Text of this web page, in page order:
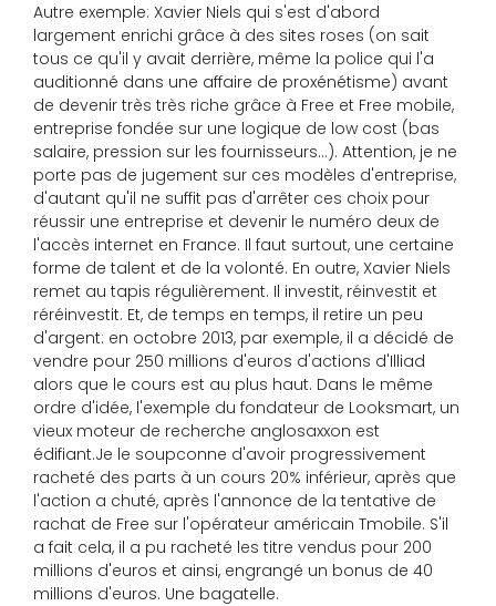
Autre exemple: Xavier Niels qui s'est d'abord
largement enrichi grâce à des sites roses (on sait
tous ce qu'il y avait derrière, même la police qui l'a
auditionné dans une affaire de proxénétisme) avant
de devenir très très riche grâce à Free et Free mobile,
entreprise fondée sur une logique de low cost (bas
salaire, pression sur les fournisseurs...). Attention, je ne
porte pas de jugement sur ces modèles d'entreprise,
d'autant qu'il ne suffit pas d'arrêter ces choix pour
réussir une entreprise et devenir le numéro deux de
l'accès internet en France. Il faut surtout, une certaine
forme de talent et de la volonté. En outre, Xavier Niels
remet au tapis régulièrement. Il investit, réinvestit et
réréinvestit. Et, de temps en temps, il retire un peu
d'argent: en octobre 2013, par exemple, il a décidé de
vendre pour 250 millions d'euros d'actions d'Illiad
alors que le cours est au plus haut. Dans le même
ordre d'idée, l'exemple du fondateur de Looksmart, un
vieux moteur de recherche anglosaxxon est
édifiant.Je le soupconne d'avoir progressivement
racheté des parts à un cours 20% inférieur, après que
l'action a chuté, après l'annonce de la tentative de
rachat de Free sur l'opérateur américain Tmobile. S'il
a fait cela, il a pu racheté les titre vendus pour 200
millions d'euros et ainsi, engrangé un bonus de 40
millions d'euros. Une bagatelle.